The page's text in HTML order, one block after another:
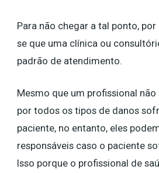
Para não chegar a tal ponto,
se que uma clínica ou
padrão de atendimento.
Mesmo que um profissional não
por todos os tipos de danos
paciente, no entanto, eles
responsáveis caso o paciente
Isso porque o profissional de